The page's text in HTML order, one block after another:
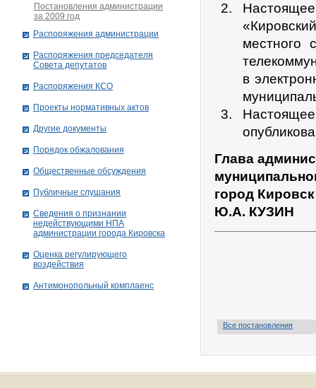
Настоящее
местного
в
Глава
город
Ю.А. КУЗИН
Все постановления
Постановления администрации
за 2009 год
Распоряжения администрации
Распоряжения председателя
Совета депутатов
Распоряжения КСО
Проекты нормативных актов
Другие документы
Порядок обжалования
Общественные обсуждения
Публичные слушания
Сведения о признании
недействующими НПА
администрации города Кировскa
Оценка регулирующего
воздействия
Антимонопольный комплаенс